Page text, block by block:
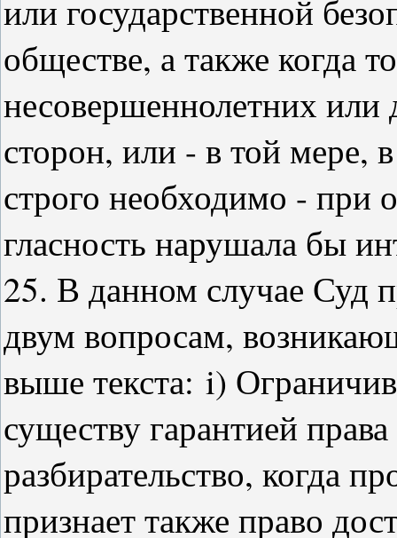
или государственной
обществе, а также когда
несовершеннолетних
сторон, или - в той мере,
строго необходимо - при
гласность нарушала бы
25. В данном случае Суд
двум вопросам,
выше текста: i)
существу гарантией
разбирательство, когда
признает также право